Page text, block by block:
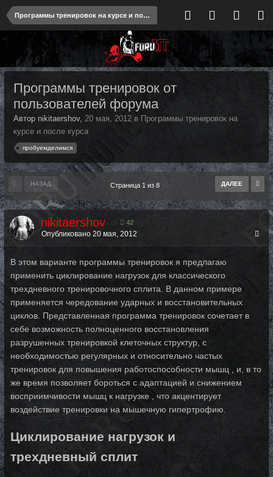
Программы тренировок на курсе и после курса
Программы тренировок от
пользователей форума
Автор nikitaershov, 20 мая, 2012 в Программы тренировок на
курсе и после курса
пробуемделимся
НАЗАД ДАЛЕЕ
Страница 1 из 8
nikitaershov 42
Опубликовано 20 мая, 2012
В этом варианте программы тренировок я предлагаю
применить циклирование нагрузок для классического
трехдневного тренировочного сплита. В данном примере
применяется чередование ударных и восстановительных
циклов. Представленная программа тренировок сочетает в
себе возможность полноценного восстановления
разрушенных тренировкой клеточных структур, с
необходимостью регулярных и относительно частых
тренировок для повышения работоспособности мышц , и, в то
же время позволяет бороться с адаптацией и снижением
восприимчивости мышц к нагрузке , что акцентирует
воздействие тренировки на мышечную гипертрофию.
Циклирование нагрузок и
трехдневный сплит